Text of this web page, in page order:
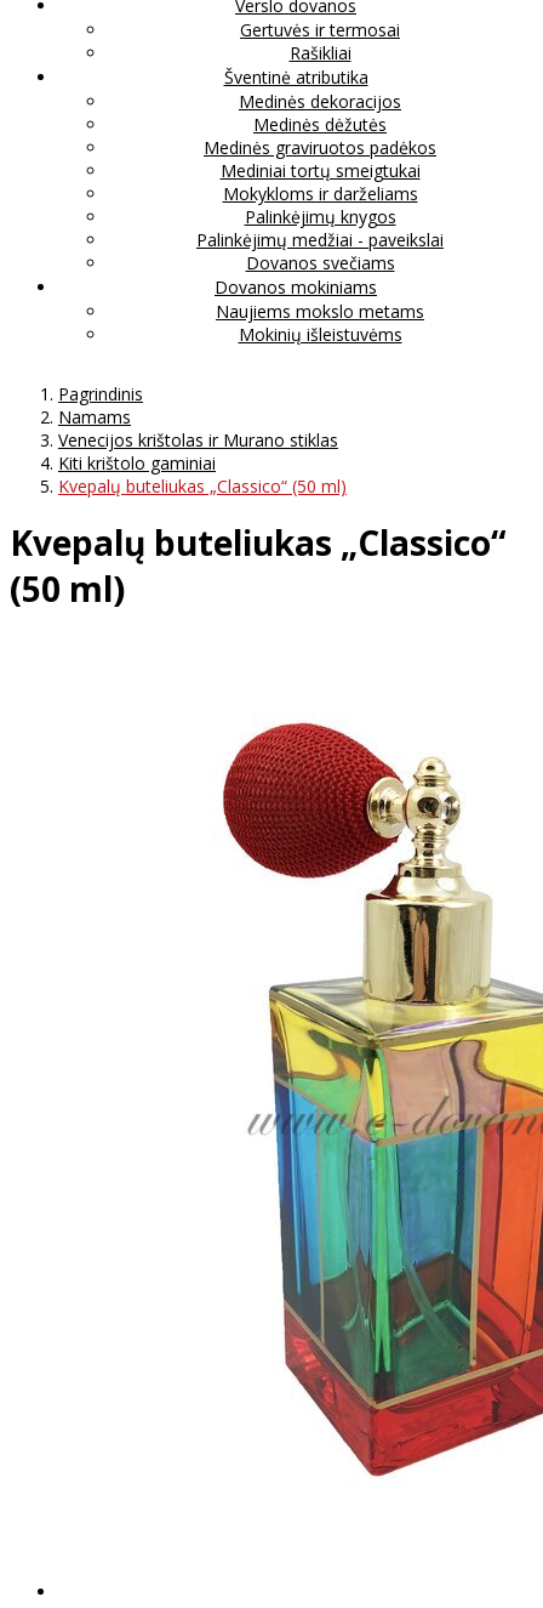
Verslo dovanos
Gertuvės ir termosai
Rašikliai
Šventinė atributika
Medinės dekoracijos
Medinės dėžutės
Medinės graviruotos padėkos
Mediniai tortų smeigtukai
Mokykloms ir darželiams
Palinkėjimų knygos
Palinkėjimų medžiai - paveikslai
Dovanos svečiams
Dovanos mokiniams
Naujiems mokslo metams
Mokinių išleistuvėms
Pagrindinis
Namams
Venecijos krištolas ir Murano stiklas
Kiti krištolo gaminiai
Kvepalų buteliukas „Classico“ (50 ml)
Kvepalų buteliukas „Classico“
(50 ml)